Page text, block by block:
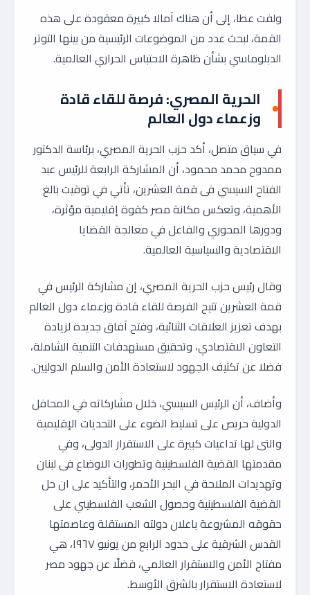
ولفت عطا، إلى أن هناك آمالا كبيرة معقودة على هذه
القمة، لبحث عدد من الموضوعات الرئيسية من بينها التوتر
الدبلوماسي بشأن ظاهرة الاحتباس الحراري العالمية.
الحرية المصري: فرصة للقاء قادة
وزعماء دول العالم
في سياق متصل، أكد حزب الحرية المصري، برئاسة الدكتور
ممدوح محمد محمود، أن المشاركة الرابعة للرئيس عبد
الفتاح السيسي فى قمة العشرين، تأتي في توقيت بالغ
الأهمية، وتعكس مكانة مصر كقوة إقليمية مؤثرة،
ودورها المحوري والفاعل في معالجة القضايا
الاقتصادية والسياسية العالمية.
وقال رئيس حزب الحرية المصري، إن مشاركة الرئيس في
قمة العشرين تتيح الفرصة للقاء قادة وزعماء دول العالم
بهدف تعزيز العلاقات الثنائية، وفتح آفاق جديدة لزيادة
التعاون الاقتصادي، وتحقيق مستهدفات التنمية الشاملة،
فضلا عن تكثيف الجهود لاستعادة الأمن والسلم الدوليين.
وأضاف، أن الرئيس السيسي، خلال مشاركاته في المحافل
الدولية حريص على تسليط الضوء على التحديات الإقليمية
والتى لها تداعيات كبيرة على الاستقرار الدولى، وفي
مقدمتها القضية الفلسطينية وتطورات الاوضاع فى لبنان
وتهديدات الملاحة في البحر الأحمر، والتأكيد على ان حل
القضية الفلسطينية وحصول الشعب الفلسطيني على
حقوقه المشروعة باعلان دولته المستقلة وعاصمتها
القدس الشرقية على حدود الرابع من يونيو ١٩٦٧، هي
مفتاح الأمن والاستقرار العالمي، فضلًا عن جهود مصر
لاستعادة الاستقرار بالشرق الأوسط.